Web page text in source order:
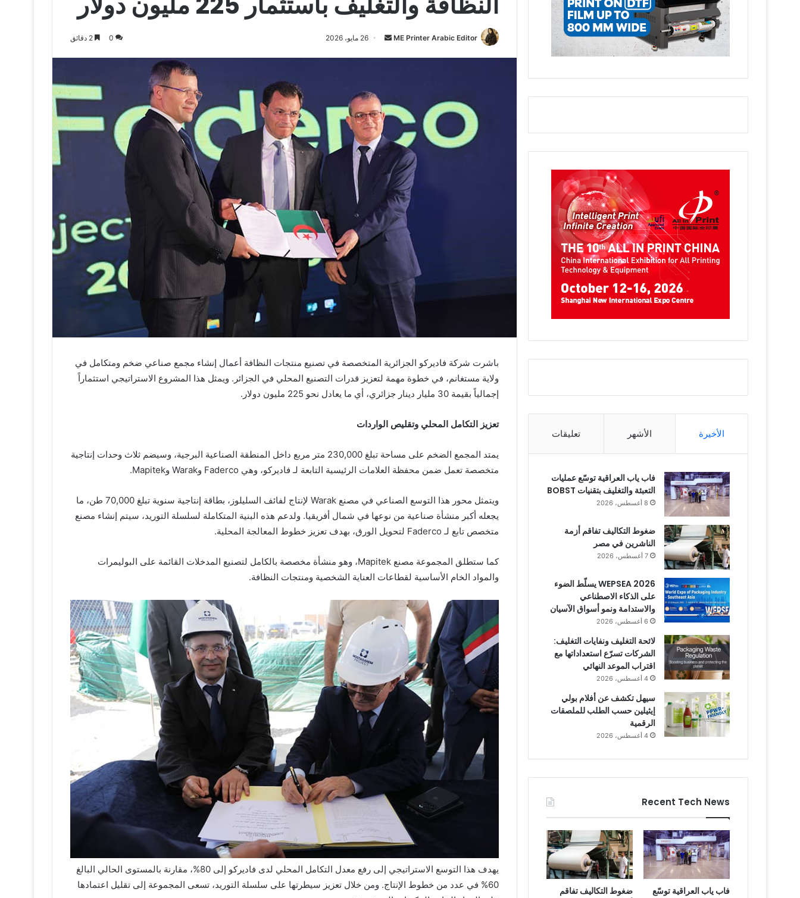
ME Printer Arabic Editor
أرسل 26 مايو، 2026 0
باشرت شركة فاديركو الجزائرية المتخصصة في تصنيع منتجات النظافة أعمال إنشاء مجمع صناعي ضخم ومتكامل في
ولاية مستغانم، في خطوة مهمة لتعزيز قدرات التصنيع المحلي في الجزائر. ويمثل هذا المشروع الاستراتيجي استثماراً
إجمالياً بقيمة 30 مليار دينار جزائري، أي ما يعادل نحو 225 مليون دولار.
تعزيز التكامل المحلي وتقليص الواردات
يمتد المجمع الضخم على مساحة تبلغ 230,000 متر مربع داخل المنطقة الصناعية البرجية، وسيضم ثلاث وحدات إنتاجية
متخصصة تعمل ضمن محفظة العلامات الرئيسية التابعة لـ فاديركو، وهي Faderco وWarak وMapitek.
ويتمثل محور هذا التوسع الصناعي في مصنع Warak لإنتاج لفائف السليلوز، بطاقة إنتاجية سنوية تبلغ 70,000 طن، ما
يجعله أكبر منشأة صناعية من نوعها في شمال أفريقيا. ولدعم هذه البنية المتكاملة لسلسلة التوريد، سيتم إنشاء مصنع
متخصص تابع لـ Faderco لتحويل الورق، بهدف تعزيز خطوط المعالجة المحلية.
كما ستطلق المجموعة مصنع Mapitek، وهو منشأة مخصصة بالكامل لتصنيع المدخلات القائمة على البوليمرات
والمواد الخام الأساسية لقطاعات العناية الشخصية ومنتجات النظافة.
يهدف هذا التوسع الاستراتيجي إلى رفع معدل التكامل المحلي لدى فاديركو إلى 80%، مقارنة بالمستوى الحالي البالغ
60% في عدد من خطوط الإنتاج. ومن خلال تعزيز سيطرتها على سلسلة التوريد، تسعى المجموعة إلى تقليل اعتمادها
الأخيرة الأشهر تعليقات
فاب ياب العراقية توسّع عمليات
التعبئة والتغليف بتقنيات BOBST
8 أغسطس، 2026
ضغوط التكاليف تفاقم أزمة
الناشرين في مصر
7 أغسطس، 2026
WEPSEA 2026 يسلّط الضوء
على الذكاء الاصطناعي
والاستدامة ونمو أسواق الآسيان
6 أغسطس، 2026
لائحة التغليف ونفايات التغليف:
الشركات تسرّع استعداداتها مع
اقتراب الموعد النهائي
4 أغسطس، 2026
سيهل تكشف عن أفلام بولي
إيثيلين حسب الطلب للملصقات
الرقمية
4 أغسطس، 2026
Recent Tech News
فاب ياب العراقية توسّع
ضغوط التكاليف تفاقم